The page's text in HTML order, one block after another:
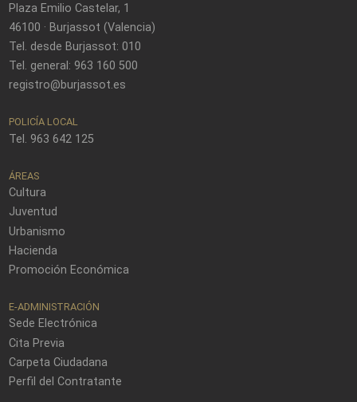
Plaza Emilio Castelar, 1
46100 · Burjassot (Valencia)
Tel. desde Burjassot: 010
Tel. general: 963 160 500
registro@burjassot.es
POLICÍA LOCAL
Tel. 963 642 125
ÁREAS
Cultura
Juventud
Urbanismo
Hacienda
Promoción Económica
E-ADMINISTRACIÓN
Sede Electrónica
Cita Previa
Carpeta Ciudadana
Perfil del Contratante